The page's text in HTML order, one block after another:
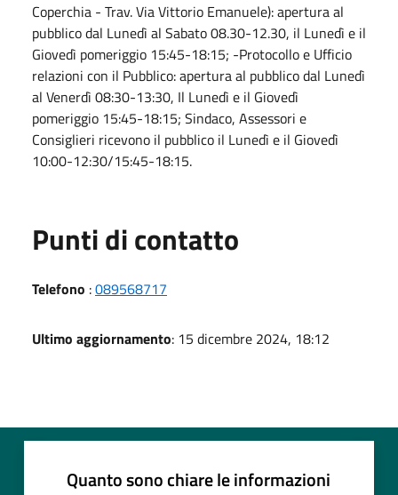
Coperchia - Trav. Via Vittorio Emanuele): apertura al
pubblico dal Lunedì al Sabato 08.30-12.30, il Lunedì e il
Giovedì pomeriggio 15:45-18:15; -Protocollo e Ufficio
relazioni con il Pubblico: apertura al pubblico dal Lunedì
al Venerdì 08:30-13:30, Il Lunedì e il Giovedì
pomeriggio 15:45-18:15; Sindaco, Assessori e
Consiglieri ricevono il pubblico il Lunedì e il Giovedì
10:00-12:30/15:45-18:15.
Punti di contatto
Telefono :089568717
Ultimo aggiornamento: 15 dicembre 2024, 18:12
Quanto sono chiare le informazioni